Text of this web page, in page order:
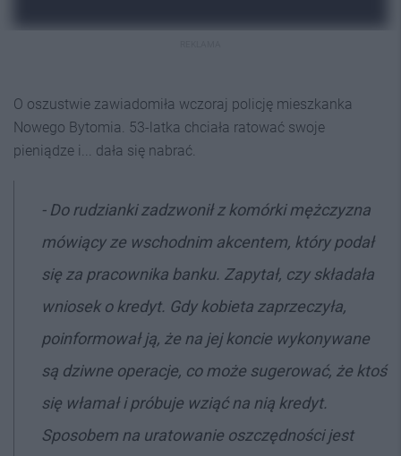
O oszustwie zawiadomiła wczoraj policję mieszkanka
Nowego Bytomia. 53-latka chciała ratować swoje
pieniądze i... dała się nabrać.
- Do rudzianki zadzwonił z komórki mężczyzna
mówiący ze wschodnim akcentem, który podał
się za pracownika banku. Zapytał, czy składała
wniosek o kredyt. Gdy kobieta zaprzeczyła,
poinformował ją, że na jej koncie wykonywane
są dziwne operacje, co może sugerować, że ktoś
się włamał i próbuje wziąć na nią kredyt.
Sposobem na uratowanie oszczędności jest